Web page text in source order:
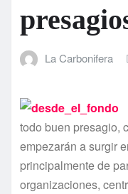
La Carbonifera
todo buen presagio,
empezarán a surgir
principalmente de
organizaciones,